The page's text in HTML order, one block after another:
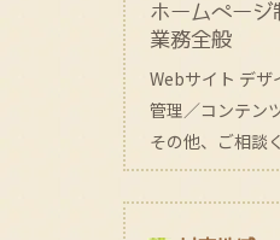
ホームページ
業務全般
Webサイト デザ
管理／コンテン
その他、ご相談